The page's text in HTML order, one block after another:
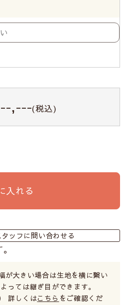
--,---(税込)
入れる
ッフに問い合わせる
が大きい場合は生地を横に繋い
っては継ぎ目ができます。
詳しくはこちら をご確認くだ